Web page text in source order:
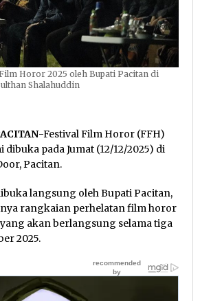
Horor 2025 oleh Bupati Pacitan di
Shalahuddin
-Festival Film Horor (FFH)
dibuka pada Jumat (12/12/2025) di
Pacitan.
langsung oleh Bupati Pacitan,
rangkaian perhelatan film horor
akan berlangsung selama tiga
2025.